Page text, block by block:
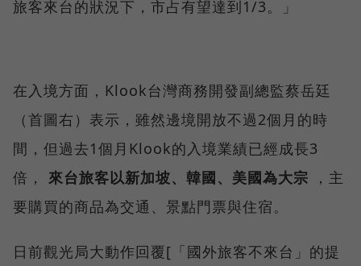
旅客來台的狀況下，市占有望達到1/3。」
在入境方面，Klook台灣商務開發副總監蔡岳廷
（首圖右）表示，雖然邊境開放不過2個月的時
間，但過去1個月Klook的入境業績已經成長3
倍， 來台旅客以新加坡、韓國、美國為大宗 ，主
要購買的商品為交通、景點門票與住宿。
日前觀光局大動作回覆[「國外旅客不來台」的提